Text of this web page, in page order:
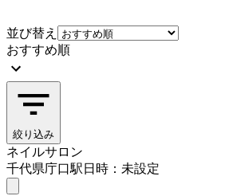
並び替え
おすすめ順
絞り込み
ネイルサロン
千代県庁口駅日時：未設定